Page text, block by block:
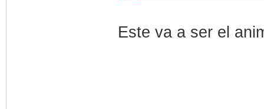
Este va a ser el